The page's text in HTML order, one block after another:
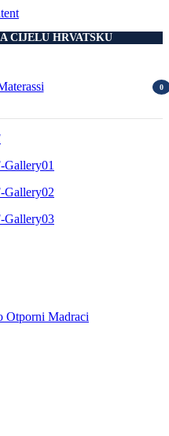
CIJELU HRVATSKU
0
Otporni Madraci